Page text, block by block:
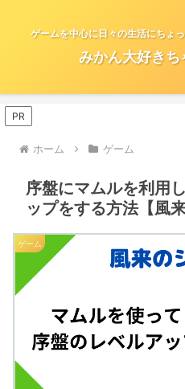
ゲームを中心に日々の生活にちょ
みかん大好き
PR
ホーム ゲーム
序盤にマムルを利用
ップをする方法【風
ゲーム